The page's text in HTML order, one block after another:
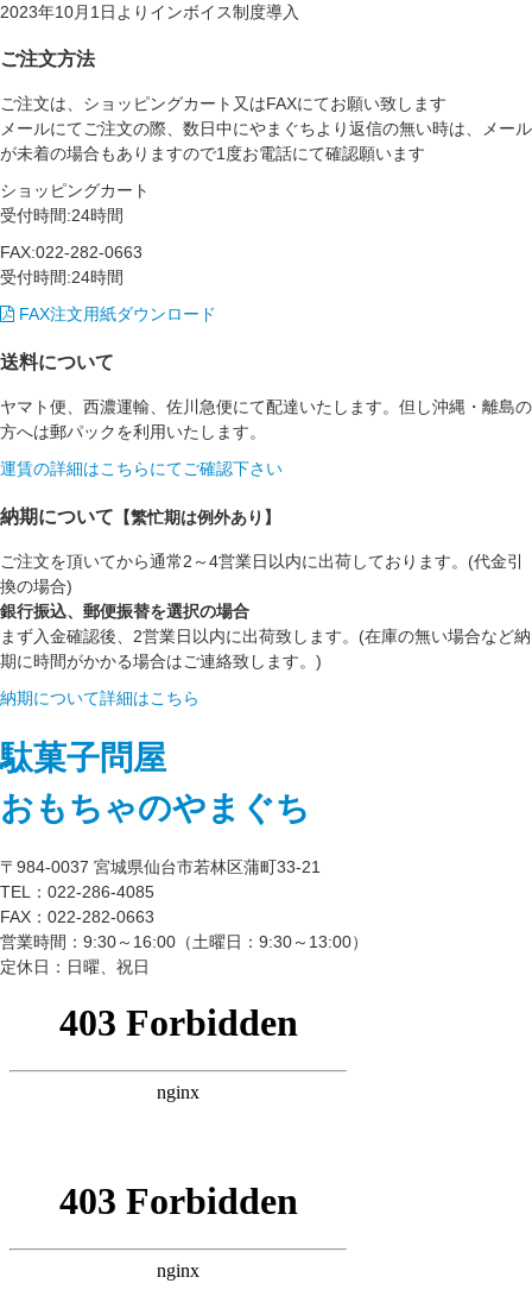
2023年10月1日よりインボイス制度導入
ご注文方法
ご注文は、ショッピングカート又はFAXにてお願い致します
メールにてご注文の際、数日中にやまぐちより返信の無い時は、メール
が未着の場合もありますので1度お電話にて確認願います
ショッピングカート
受付時間:24時間
FAX:022-282-0663
受付時間:24時間
FAX注文用紙ダウンロード
送料について
ヤマト便、西濃運輸、佐川急便にて配達いたします。但し沖縄・離島の
方へは郵パックを利用いたします。
運賃の詳細はこちらにてご確認下さい
納期について 【繁忙期は例外あり】
ご注文を頂いてから通常2～4営業日以内に出荷しております。(代金引
換の場合)
銀行振込、郵便振替を選択の場合
まず入金確認後、2営業日以内に出荷致します。(在庫の無い場合など納
期に時間がかかる場合はご連絡致します。)
納期について詳細はこちら
駄菓子問屋
おもちゃのやまぐち
〒984-0037 宮城県仙台市若林区蒲町33-21
TEL：022-286-4085
FAX：022-282-0663
営業時間：9:30～16:00（土曜日：9:30～13:00）
定休日：日曜、祝日